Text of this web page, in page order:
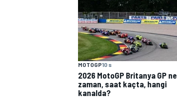
MOTOGP10 s
2026 MotoGP Britanya GP ne
zaman, saat kaçta, hangi
kanalda?